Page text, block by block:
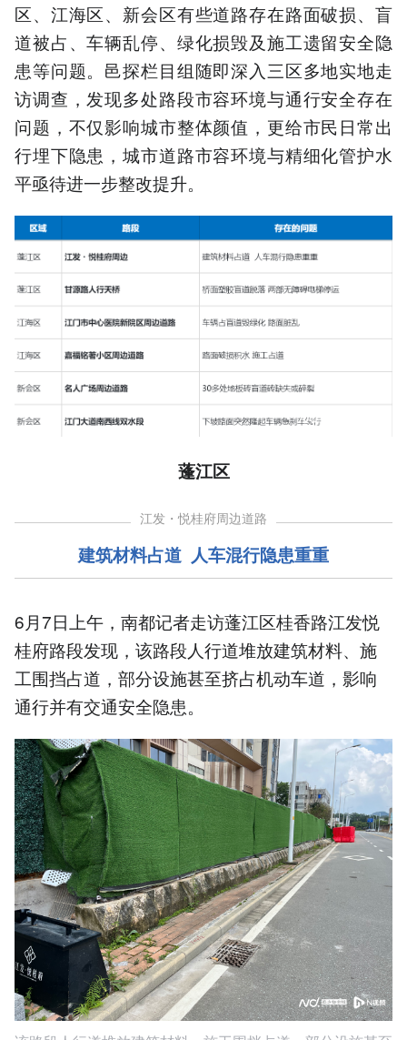
区、江海区、新会区有些道路存在路面破损、盲
道被占、车辆乱停、绿化损毁及施工遗留安全隐
患等问题。邑探栏目组随即深入三区多地实地走
访调查，发现多处路段市容环境与通行安全存在
问题，不仅影响城市整体颜值，更给市民日常出
行埋下隐患，城市道路市容环境与精细化管护水
平亟待进一步整改提升。
蓬江区
江发・悦桂府周边道路
建筑材料占道 人车混行隐患重重
6月7日上午，南都记者走访蓬江区桂香路江发悦
桂府路段发现，该路段人行道堆放建筑材料、施
工围挡占道，部分设施甚至挤占机动车道，影响
通行并有交通安全隐患。